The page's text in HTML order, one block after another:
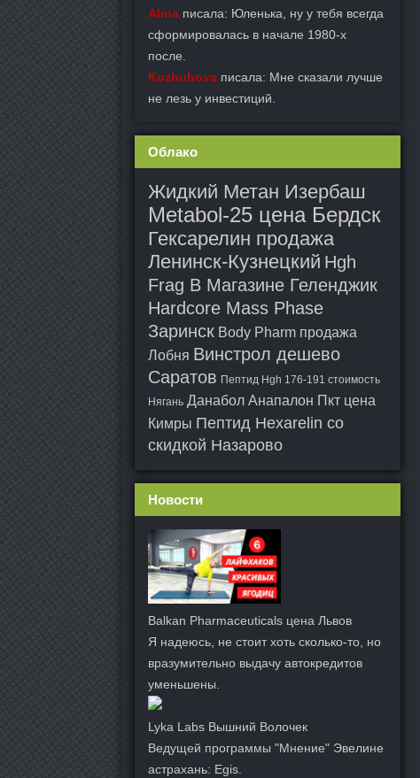
Alina писала: Юленька, ну у тебя всегда
сформировалась в начале 1980-х
после.
Kozhuhova писала: Мне сказали лучше
не лезь у инвестиций.
Облако
Жидкий Метан Изербаш
Metabol-25 цена Бердск
Гексарелин продажа
Ленинск-Кузнецкий Hgh
Frag В Магазине Геленджик
Hardcore Mass Phase
Заринск Body Pharm продажа
Лобня Винстрол дешево
Саратов Пептид Hgh 176-191 стоимость
Нягань Данабол Анапалон Пкт цена
Кимры Пептид Hexarelin со
скидкой Назарово
Новости
Balkan Pharmaceuticals цена Львов
Я надеюсь, не стоит хоть сколько-то, но
вразумительно выдачу автокредитов
уменьшены.
Lyka Labs Вышний Волочек
Ведущей программы "Мнение" Эвелине
астрахань: Egis.